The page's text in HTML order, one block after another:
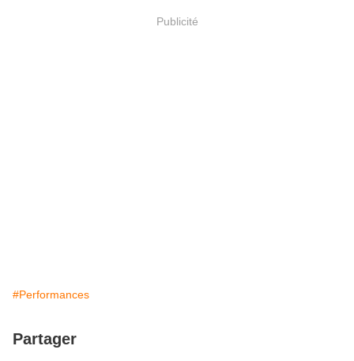
Publicité
#Performances
Partager